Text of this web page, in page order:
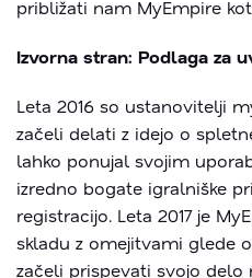
približati nam MyEmpire kot
Izvorna stran: Podlaga za
Leta 2016 so ustanovitelji
začeli delati z idejo o
lahko ponujal svojim
izredno bogate igralniške
registracijo. Leta 2017 je
skladu z omejitvami glede
začeli prispevati svojo delo